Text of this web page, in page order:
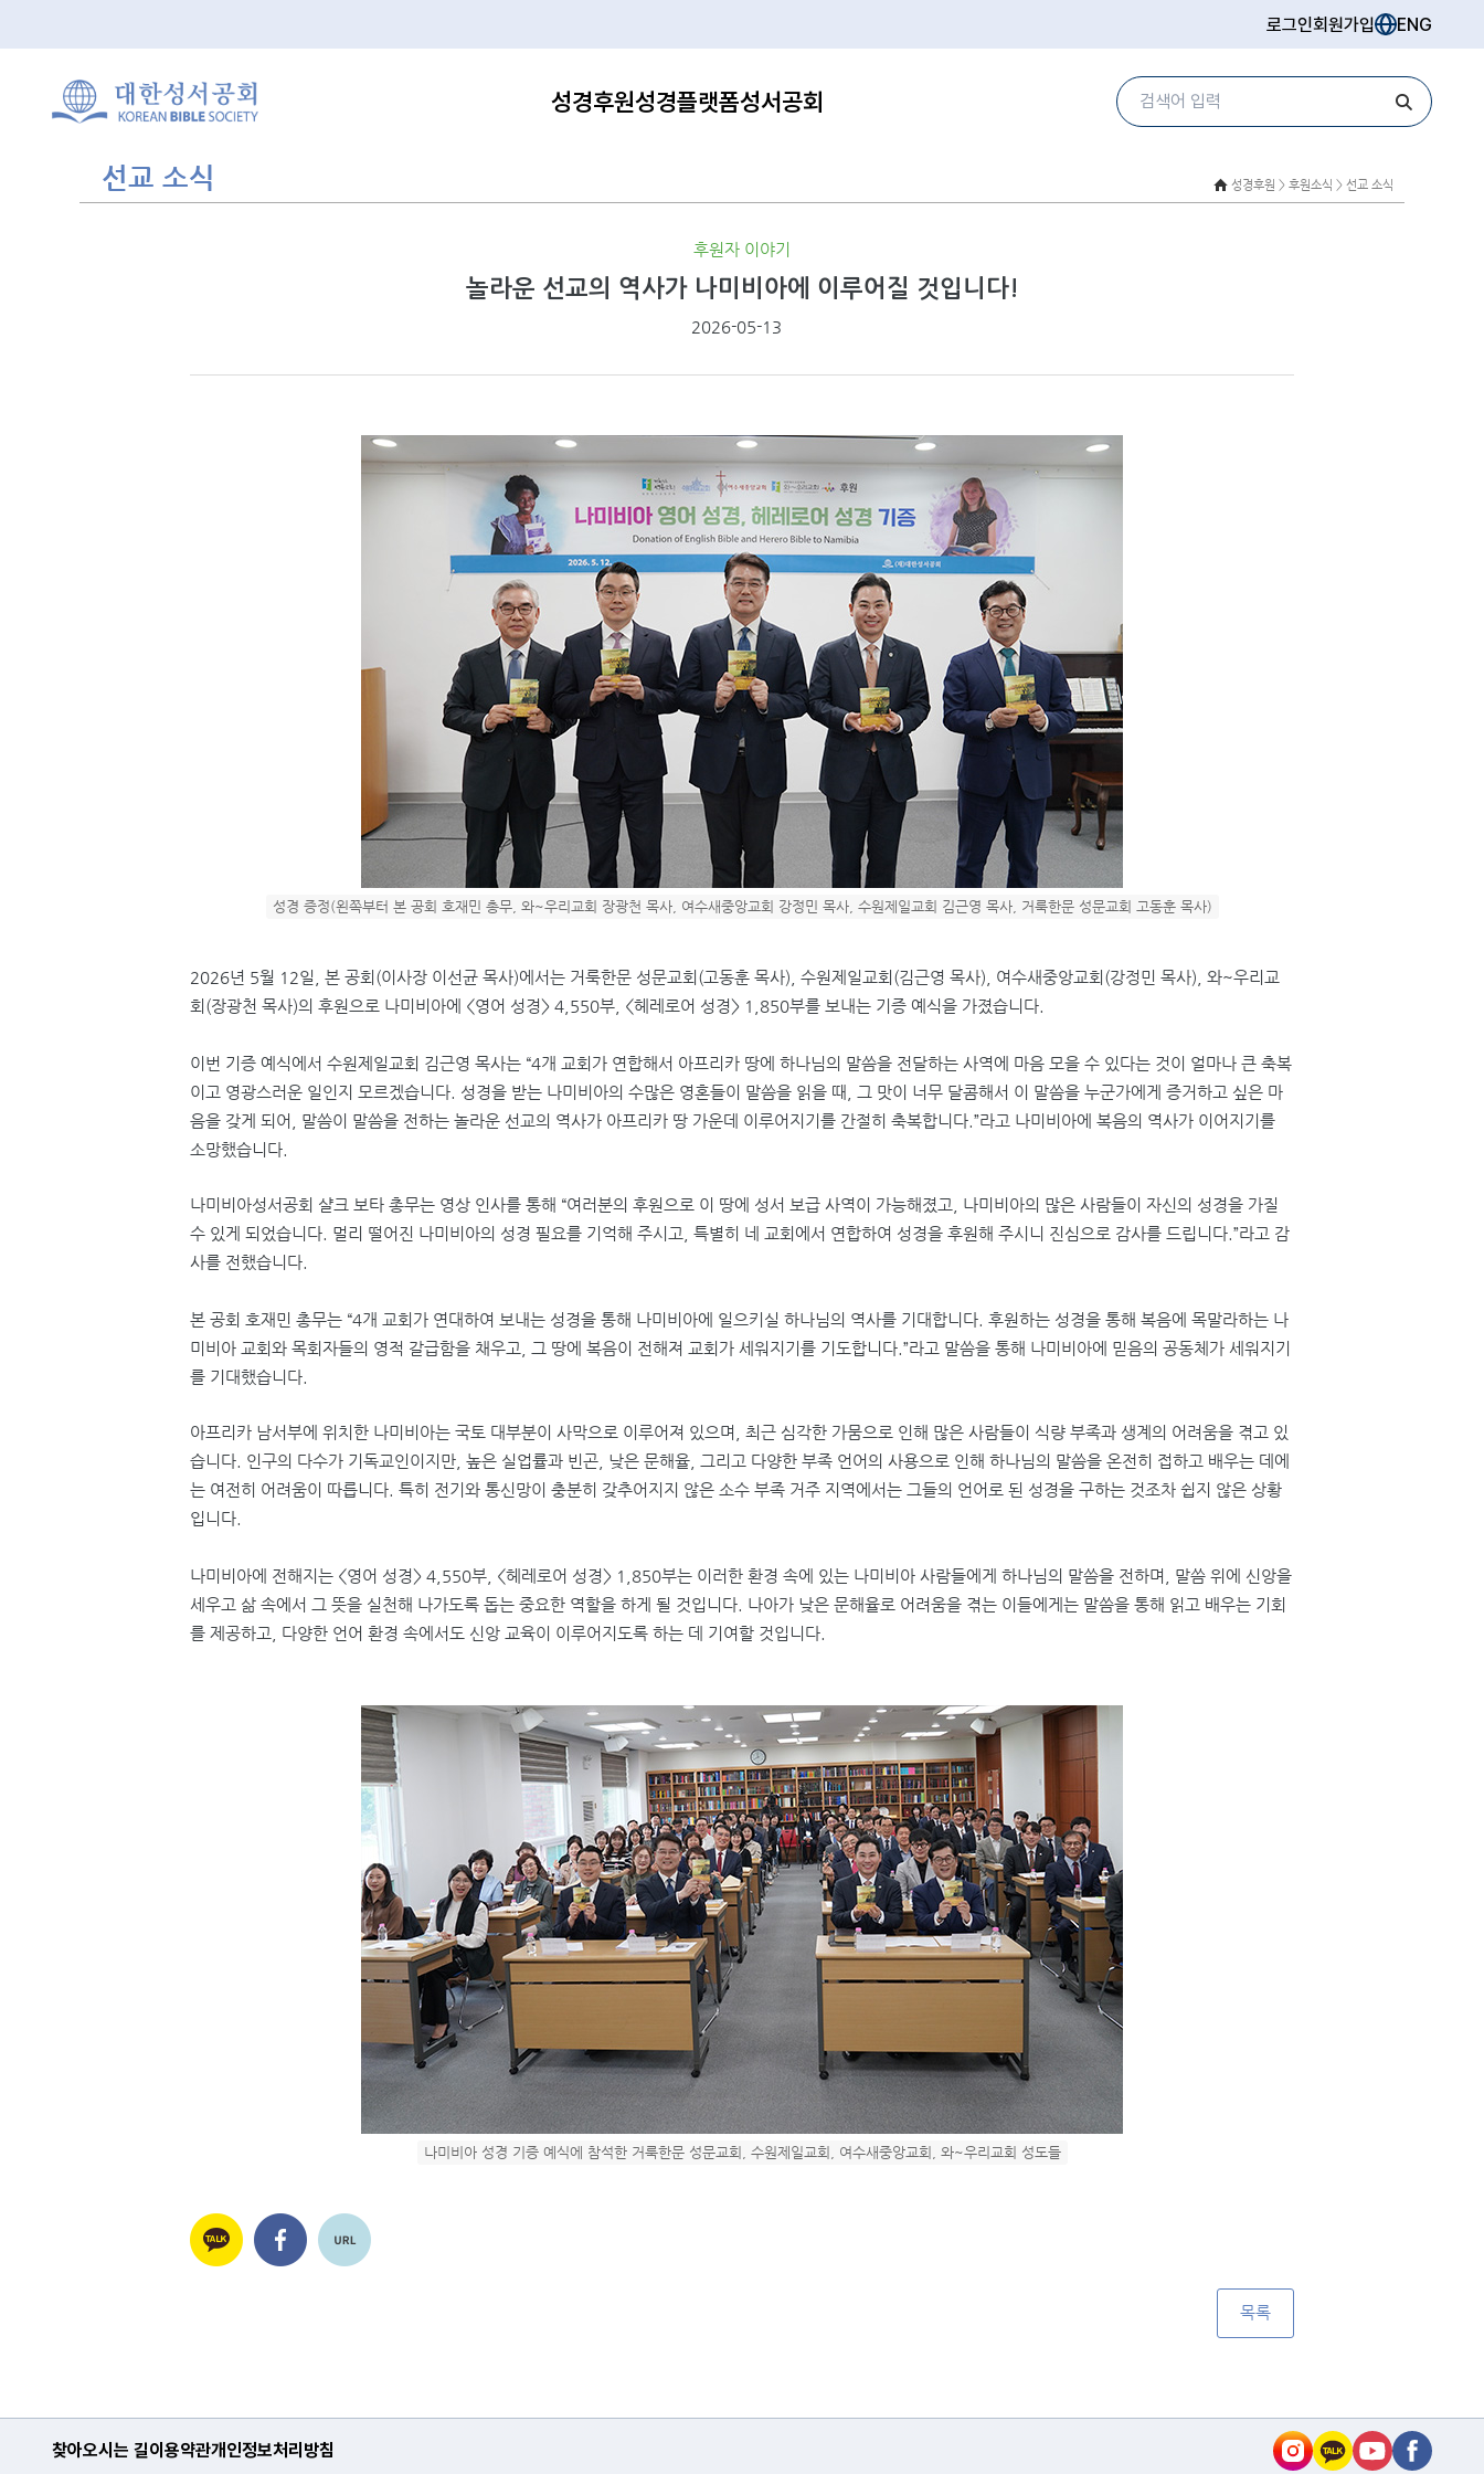
로그인회원가입 ENG
성경후원성경플랫폼성서공회
선교 소식 성경후원 > 후원소식 > 선교 소식
후원자 이야기
놀라운 선교의 역사가 나미비아에 이루어질 것입니다!
2026-05-13
성경 증정(왼쪽부터 본 공회 호재민 총무, 와~우리교회 장광천 목사, 여수새중앙교회 강정민 목사, 수원제일교회 김근영 목사, 거룩한문 성문교회 고동훈 목사)
2026년 5월 12일 본 공회 (이사장 이선균 목사)에서는 거룩한문 성문교회 (고동훈 목사), 수원제일교회 (김근영 목사), 여수새중앙교회 (강정민 목사), 와~우리교
회 (장광천 목사)의 후원으로 나미비아에 <영어 성경> 4,550부 , <헤레로어 성경> 1,850부를 보내는 기증 예식을 가졌습니다
이번 기증 예식에서 수원제일교회 김근영 목사는 “4개 교회가 연합해서 아프리카 땅에 하나님의 말씀을 전달하는 사역에 마음 모을 수 있다는 것이 얼마나 큰 축복
이고 영광스러운 일인지 모르겠습니다
성경을 받는 나미비아의 수많은 영혼들이 말씀을 읽을 때
그 맛이 너무 달콤해서 이 말씀을 누군가에게 증거하고 싶은 마
음을 갖게 되어
말씀이 말씀을 전하는 놀라운 선교의 역사가 아프리카 땅 가운데 이루어지기를 간절히 축복합니다 .”라고 나미비아에 복음의 역사가 이어지기를
소망했습니다
나미비아성서공회 샬크 보타 총무는 영상 인사를 통해 “여러분의 후원으로 이 땅에 성서 보급 사역이 가능해졌고
나미비아의 많은 사람들이 자신의 성경을 가질
수 있게 되었습니다
멀리 떨어진 나미비아의 성경 필요를 기억해 주시고 특별히 네 교회에서 연합하여 성경을 후원해 주시니 진심으로 감사를 드립니다 .”라고 감
사를 전했습니다
본 공회 호재민 총무는 “4개 교회가 연대하여 보내는 성경을 통해 나미비아에 일으키실 하나님의 역사를 기대합니다 후원하는 성경을 통해 복음에 목말라하는 나
미비아 교회와 목회자들의 영적 갈급함을 채우고
그 땅에 복음이 전해져 교회가 세워지기를 기도합니다 .”라고 말씀을 통해 나미비아에 믿음의 공동체가 세워지기
를 기대했습니다
아프리카 남서부에 위치한 나미비아는 국토 대부분이 사막으로 이루어져 있으며
최근 심각한 가뭄으로 인해 많은 사람들이 식량 부족과 생계의 어려움을 겪고 있
습니다
인구의 다수가 기독교인이지만 높은 실업률과 빈곤 낮은 문해율
그리고 다양한 부족 언어의 사용으로 인해 하나님의 말씀을 온전히 접하고 배우는 데에
는 여전히 어려움이 따릅니다 특히 전기와 통신망이 충분히 갖추어지지 않은 소수 부족 거주 지역에서는 그들의 언어로 된 성경을 구하는 것조차 쉽지 않은 상황
입니다
나미비아에 전해지는 <영어 성경> 4,550부 , <헤레로어 성경> 1,850부는 이러한 환경 속에 있는 나미비아 사람들에게 하나님의 말씀을 전하며
말씀 위에 신앙을
세우고 삶 속에서 그 뜻을 실천해 나가도록 돕는 중요한 역할을 하게 될 것입니다
나아가 낮은 문해율로 어려움을 겪는 이들에게는 말씀을 통해 읽고 배우는 기회
를 제공하고
다양한 언어 환경 속에서도 신앙 교육이 이루어지도록 하는 데 기여할 것입니다
나미비아 성경 기증 예식에 참석한 거룩한문 성문교회, 수원제일교회, 여수새중앙교회, 와~우리교회 성도들
목록
찾아오시는 길이용약관개인정보처리방침